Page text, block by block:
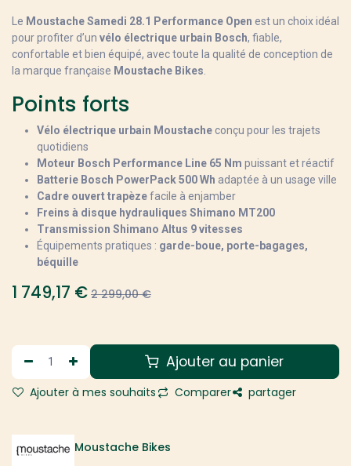
Le Moustache Samedi 28.1 Performance Open est un choix idéal
pour profiter d’un vélo électrique urbain Bosch, fiable,
confortable et bien équipé, avec toute la qualité de conception de
la marque française Moustache Bikes.
Points forts
Vélo électrique urbain Moustache conçu pour les trajets
quotidiens
Moteur Bosch Performance Line 65 Nm puissant et réactif
Batterie Bosch PowerPack 500 Wh adaptée à un usage ville
Cadre ouvert trapèzefacile à enjamber
Freins à disque hydrauliques Shimano MT200
Transmission Shimano Altus 9 vitesses
Équipements pratiques : garde-boue, porte-bagages,
béquille
1 749,17 € 2 299,00€
Ajouter au panier
Ajouter à mes souhaits Comparer partager
Moustache Bikes